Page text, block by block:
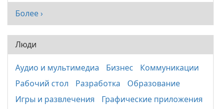
Более ›
Люди
Аудио и мультимедиа Бизнес
Коммуникации
Рабочий стол
Разработка
Образование
Игры и развлечения
Графические приложения